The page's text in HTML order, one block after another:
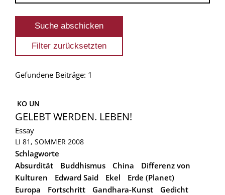
Gefundene Beiträge: 1
KO UN
GELEBT WERDEN. LEBEN!
Essay
LI 81, SOMMER 2008
Schlagworte
Absurdität
Buddhismus China
Differenz von
Kulturen
Edward Said Ekel
Erde (Planet)
Europa
Fortschritt Gandhara-Kunst
Gedicht